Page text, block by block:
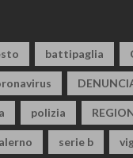
battipaglia
polizia
serie b